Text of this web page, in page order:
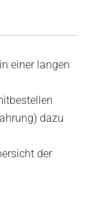
einer langen
dazu
der